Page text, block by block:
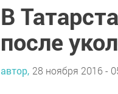
В
после
автор, 28 ноября 2016 -